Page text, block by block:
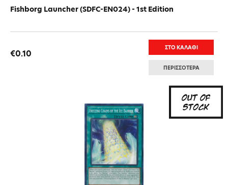
Fishborg Launcher (SDFC-EN024) - 1st Edition
€0.10
ΣΤΟ ΚΑΛΑΘΙ
ΠΕΡΙΣΣΟΤΕΡΑ